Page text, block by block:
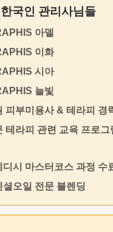
국인 관리사님들
아델
이화
시아
늘빛
피부미용사 & 테라피 경
테라피 관련 교육 프로그
시 마스터코스 과정 수
오일 전문 블렌딩